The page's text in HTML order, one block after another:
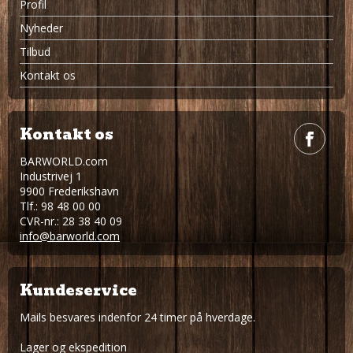
Profil
Nyheder
Tilbud
Kontakt os
Kontakt os
BARWORLD.com
Industrivej 1
9900 Frederikshavn
Tlf.: 98 48 00 00
CVR-nr.: 28 38 40 09
info@barworld.com
Kundeservice
Mails besvares indenfor 24 timer på hverdage.
Lager og ekspedition